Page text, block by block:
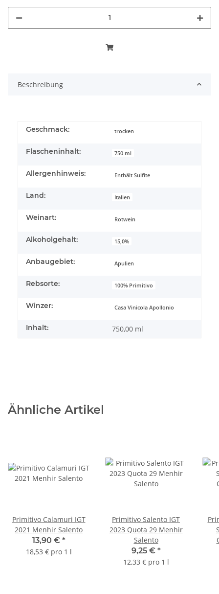
Beschreibung
Geschmack: trocken
Flascheninhalt: 750 ml
Allergenhinweis: Enthält Sulfite
Land: Italien
Weinart: Rotwein
Alkoholgehalt: 15,0%
Anbaugebiet: Apulien
Rebsorte: 100% Primitivo
Winzer: Casa Vinicola Apollonio
Inhalt: 750,00 ml
Ähnliche Artikel
Primitivo Calamuri IGT
2021 Menhir Salento
13,90 € *
18,53 € pro 1 l
Primitivo Salento IGT
2023 Quota 29 Menhir
Salento
9,25 € *
12,33 € pro 1 l